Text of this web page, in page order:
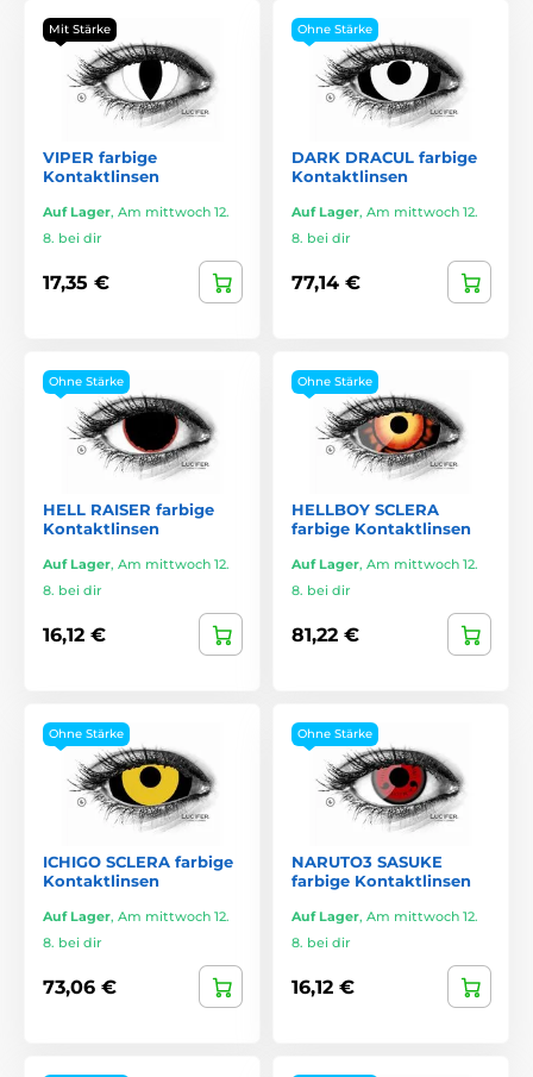
Mit Stärke
VIPER farbige
Kontaktlinsen
Auf Lager, Am mittwoch 12.
8. bei dir
17,35 €
Ohne Stärke
DARK DRACUL farbige
Kontaktlinsen
Auf Lager, Am mittwoch 12.
8. bei dir
77,14 €
Ohne Stärke
HELL RAISER farbige
Kontaktlinsen
Auf Lager, Am mittwoch 12.
8. bei dir
16,12 €
Ohne Stärke
HELLBOY SCLERA
farbige Kontaktlinsen
Auf Lager, Am mittwoch 12.
8. bei dir
81,22 €
Ohne Stärke
ICHIGO SCLERA farbige
Kontaktlinsen
Auf Lager, Am mittwoch 12.
8. bei dir
73,06 €
Ohne Stärke
NARUTO3 SASUKE
farbige Kontaktlinsen
Auf Lager, Am mittwoch 12.
8. bei dir
16,12 €